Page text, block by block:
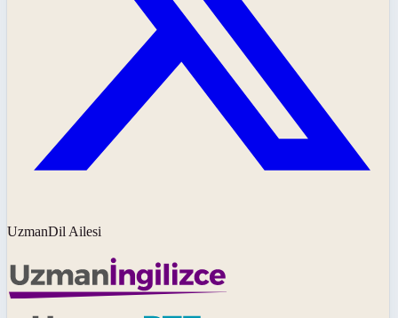
UzmanDil Ailesi